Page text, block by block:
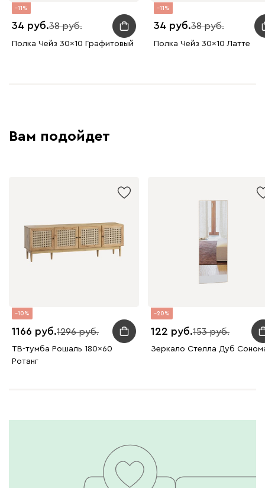
11
34 38
Полка Чейз 30x10 Графитовый
11
34 38
Полка Чейз 30x10 Латте
Вам подойдет
10
1166 1296
ТВ-тумба Рошаль 180x60
Ротанг
20
122 153
Зеркало Стелла Дуб